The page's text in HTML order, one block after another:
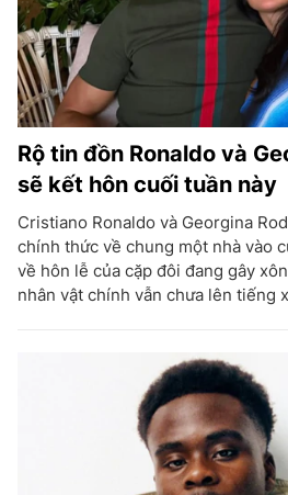
Rộ tin đồn Ronaldo và
sẽ kết hôn cuối tuần này
Cristiano Ronaldo và Georgina
chính thức về chung một nhà vào
về hôn lễ của cặp đôi đang gây
nhân vật chính vẫn chưa lên tiếng